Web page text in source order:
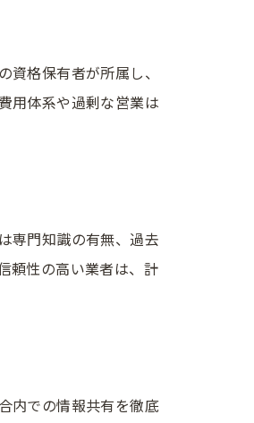
格保有者が所属し、
用体系や過剰な営業は
専門知識の有無、過去
頼性の高い業者は、計
内での情報共有を徹底